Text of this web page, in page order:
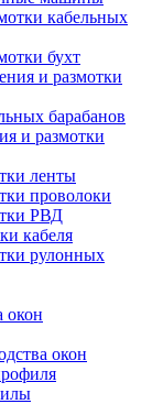
кабельных
бухт
и размотки
барабанов
и размотки
ленты
проволоки
РВД
кабеля
рулонных
окон
окон